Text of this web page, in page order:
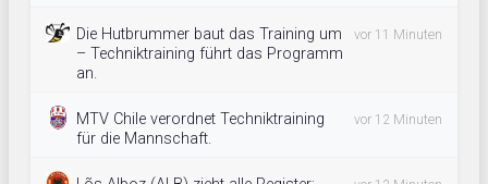
Die Hutbrummer baut das Training um
– Techniktraining führt das Programm
an.
vor 11 Minuten
MTV Chile verordnet Techniktraining
für die Mannschaft.
vor 12 Minuten